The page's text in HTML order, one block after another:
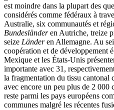
est moindre dans la plupart des
considérés comme fédéraux à
Australie, six communautés et
Bundesländeren Autriche, treize
seize Länderen Allemagne. Au
coopération et de développement
Mexique et les États-Unis
importante avec 31,
la fragmentation du tissu cantonal
avec encore un peu plus de 2 000
reste parmi les pays européens
communes malgré les récentes